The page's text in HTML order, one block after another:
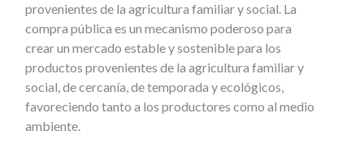
provenientes de la agricultura familiar y social. La
compra pública es un mecanismo poderoso para
crear un mercado estable y sostenible para los
productos provenientes de la agricultura familiar y
social, de cercanía, de temporada y ecológicos,
favoreciendo tanto a los productores como al medio
ambiente.